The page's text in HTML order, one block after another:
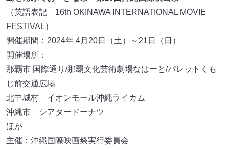
（英語表記 16th OKINAWA INTERNATIONAL MOVIE
FESTIVAL）
開催期間：2024年 4月20日（土）～21日（日）
開催場所：
那覇市 国際通り/那覇文化芸術劇場なはーと/パレットくも
じ前交通広場
北中城村 イオンモール沖縄ライカム
沖縄市 シアタードーナツ
ほか
主催：沖縄国際映画祭実行委員会